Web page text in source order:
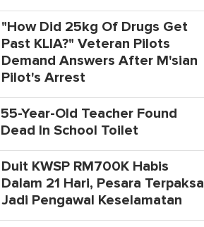
"How Did 25kg Of Drugs Get
Past KLIA?" Veteran Pilots
Demand Answers After M'sian
Pilot's Arrest
55-Year-Old Teacher Found
Dead In School Toilet
Duit KWSP RM700K Habis
Dalam 21 Hari, Pesara Terpaksa
Jadi Pengawal Keselamatan